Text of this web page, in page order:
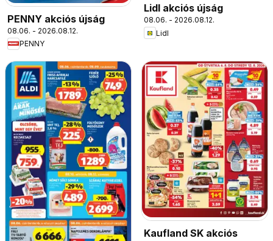
PENNY akciós újság
08.06. - 2026.08.12.
PENNY
Lidl akciós újság
08.06. - 2026.08.12.
Lidl
Kaufland SK akciós